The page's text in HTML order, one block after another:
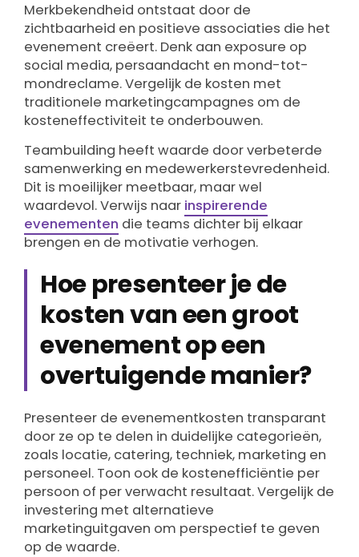
Merkbekendheid ontstaat door de
zichtbaarheid en positieve associaties die het
evenement creëert. Denk aan exposure op
social media, persaandacht en mond-tot-
mondreclame. Vergelijk de kosten met
traditionele marketingcampagnes om de
kosteneffectiviteit te onderbouwen.
Teambuilding heeft waarde door verbeterde
samenwerking en medewerkerstevredenheid.
Dit is moeilijker meetbaar, maar wel
waardevol. Verwijs naar inspirerende
evenementen die teams dichter bij elkaar
brengen en de motivatie verhogen.
Hoe presenteer je de
kosten van een groot
evenement op een
overtuigende manier?
Presenteer de evenementkosten transparant
door ze op te delen in duidelijke categorieën,
zoals locatie, catering, techniek, marketing en
personeel. Toon ook de kostenefficiëntie per
persoon of per verwacht resultaat. Vergelijk de
investering met alternatieve
marketinguitgaven om perspectief te geven
op de waarde.